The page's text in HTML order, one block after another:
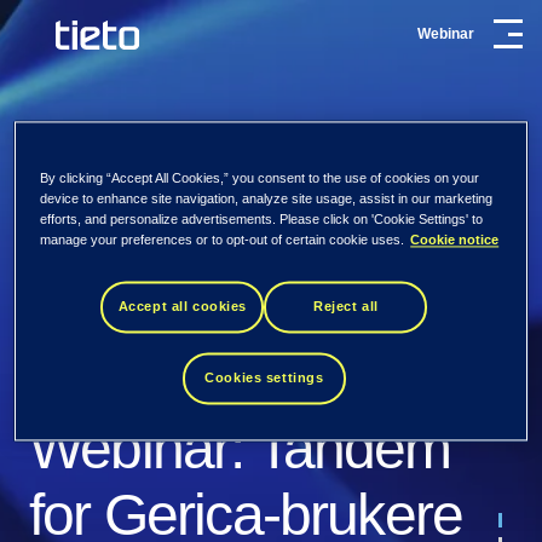
Webinar
Webinar: Tandem
for Gerica-brukere
Webinar: Tandem -
Vi skaper digitale
fortrinn
tjenester og programvare, med lokal
tilstedeværelse og global kapasitet, skaper vi
digitale fortrinn for bedrifter og samfunn. Vår
By clicking “Accept All Cookies,” you consent to the use of cookies on your
device to enhance site navigation, analyze site usage, assist in our marketing
efforts, and personalize advertisements. Please click on 'Cookie Settings' to
manage your preferences or to opt-out of certain cookie uses. Cookie notice
Accept all cookies Reject all
Cookies settings